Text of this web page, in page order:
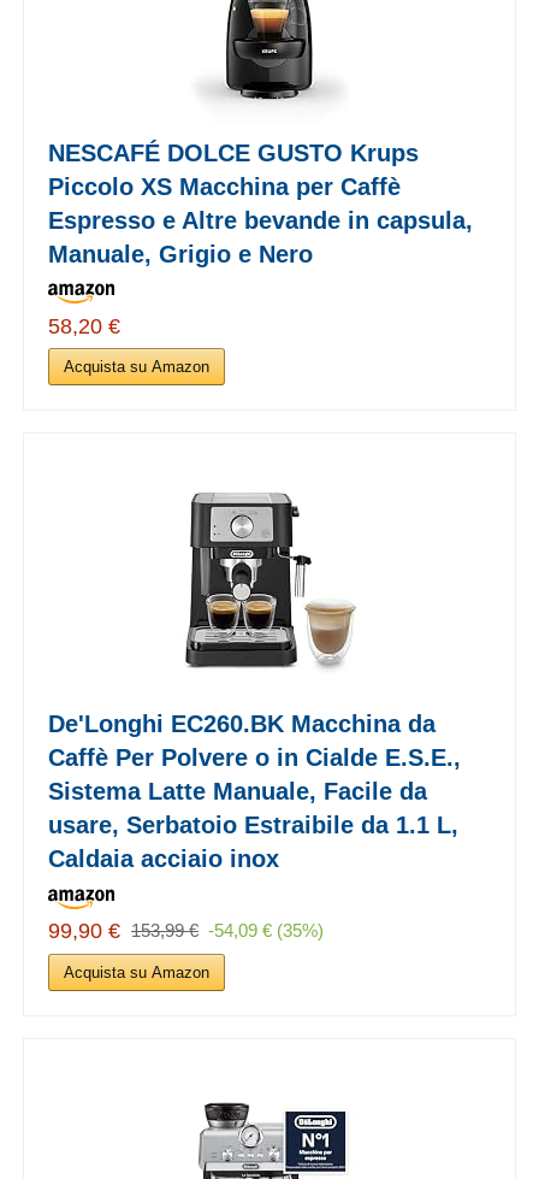
NESCAFÉ DOLCE GUSTO Krups
Piccolo XS Macchina per Caffè
Espresso e Altre bevande in capsula,
Manuale, Grigio e Nero
58,20 €
Acquista su Amazon
De'Longhi EC260.BK Macchina da
Caffè Per Polvere o in Cialde E.S.E.,
Sistema Latte Manuale, Facile da
usare, Serbatoio Estraibile da 1.1 L,
Caldaia acciaio inox
99,90 € 153,99 € -54,09 € (35%)
Acquista su Amazon